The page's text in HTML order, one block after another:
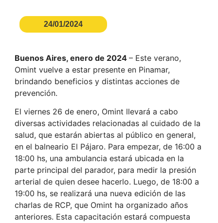
24/01/2024
Buenos Aires, enero de 2024 – Este verano,
Omint vuelve a estar presente en Pinamar,
brindando beneficios y distintas acciones de
prevención.
El viernes 26 de enero, Omint llevará a cabo
diversas actividades relacionadas al cuidado de la
salud, que estarán abiertas al público en general,
en el balneario El Pájaro. Para empezar, de 16:00 a
18:00 hs, una ambulancia estará ubicada en la
parte principal del parador, para medir la presión
arterial de quien desee hacerlo. Luego, de 18:00 a
19:00 hs, se realizará una nueva edición de las
charlas de RCP, que Omint ha organizado años
anteriores. Esta capacitación estará compuesta